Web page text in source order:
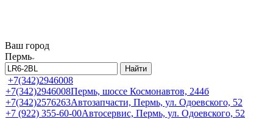
Ваш город
Пермь
Найти
+7(342)2946008
+7(342)2946008Пермь, шоссе Космонавтов, 244б
+7(342)2576263Автозапчасти, Пермь, ул. Одоевского, 52
+7 (922) 355-60-00Автосервис, Пермь, ул. Одоевского, 52